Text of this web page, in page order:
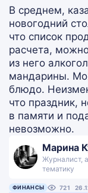
В среднем,
новогодний
что список
расчета,
из него
мандарины.
блюдо.
что праздник,
в памяти и
невозможно.
Марина
Журналист,
тематику
ФИНАНСЫ 721